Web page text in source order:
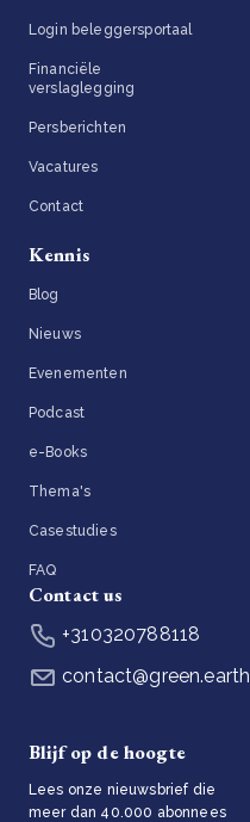
Login beleggersportaal
Financiële
verslaglegging
Persberichten
Vacatures
Contact
Kennis
Blog
Nieuws
Evenementen
Podcast
e-Books
Thema's
Casestudies
FAQ
Contact us
+310320788118
contact@green.earth
Blijf op de hoogte
Lees onze nieuwsbrief die
meer dan 40.000 abonnees